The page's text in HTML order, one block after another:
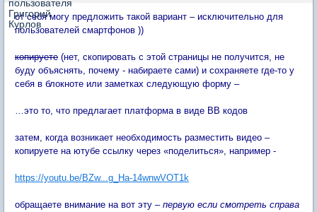
от себя могу предложить такой вариант – исключительно для
пользователей смартфонов ))
копируете (нет, скопировать с этой страницы не получится, не
буду объяснять, почему - набираете сами) и сохраняете где-то у
себя в блокноте или заметках следующую форму –
…это то, что предлагает платформа в виде BB кодов
затем, когда возникает необходимость разместить видео –
копируете на ютубе ссылку через «поделиться», например -
https://youtu.be/BZw...g_Ha-14wnwVOT1k
обращаете внимание на вот эту – первую если смотреть справа